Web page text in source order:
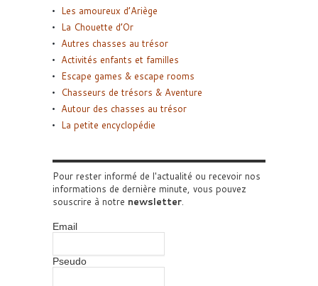
Les amoureux d’Ariège
La Chouette d’Or
Autres chasses au trésor
Activités enfants et familles
Escape games & escape rooms
Chasseurs de trésors & Aventure
Autour des chasses au trésor
La petite encyclopédie
Pour rester informé de l'actualité ou recevoir nos
informations de dernière minute, vous pouvez
souscrire à notre newsletter.
Email
Pseudo